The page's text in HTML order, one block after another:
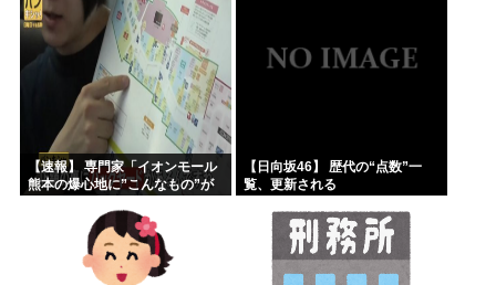
【速報】 専門家「イオンモール
熊本の爆心地に”こんなもの”が
【日向坂46】 歴代の“点数”一
覧、更新される